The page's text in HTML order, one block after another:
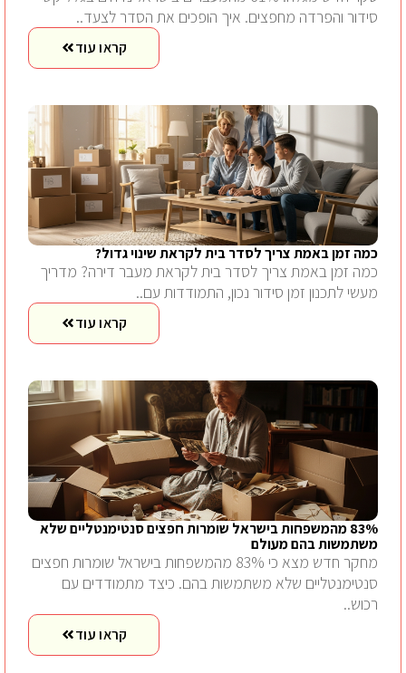
סידור והפרדה מחפצים. איך הופכים את הסדר לצעד..
קראו עוד
כמה זמן באמת צריך לסדר בית לקראת שינוי גדול?
כמה זמן באמת צריך לסדר בית לקראת מעבר דירה? מדריך
מעשי לתכנון זמן סידור נכון, התמודדות עם..
קראו עוד
83% מהמשפחות בישראל שומרות חפצים סנטימנטליים שלא
משתמשות בהם מעולם
מחקר חדש מצא כי 83% מהמשפחות בישראל שומרות חפצים
סנטימנטליים שלא משתמשות בהם. כיצד מתמודדים עם
רכוש..
קראו עוד